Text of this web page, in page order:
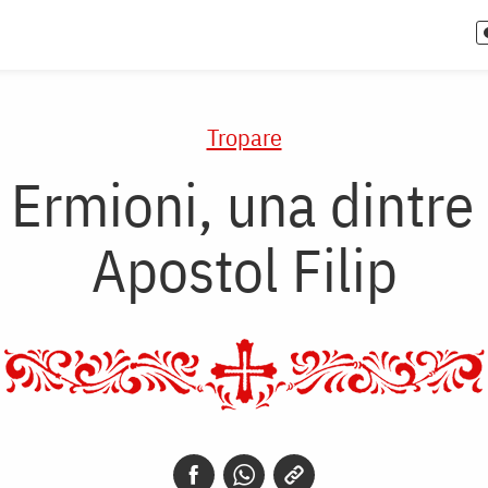
Tropare
una
Apostol Filip